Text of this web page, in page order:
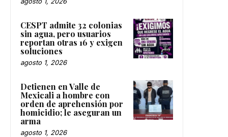
CESPT admite 32 colonias
sin agua, pero usuarios
reportan otras 16 y exigen
soluciones
agosto 1, 2026
Detienen en Valle de
Mexicali a hombre con
orden de aprehensión por
homicidio; le aseguran un
arma
agosto 1, 2026